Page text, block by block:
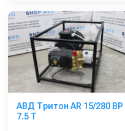
АВД Тритон AR 15/280 BP
7.5 T